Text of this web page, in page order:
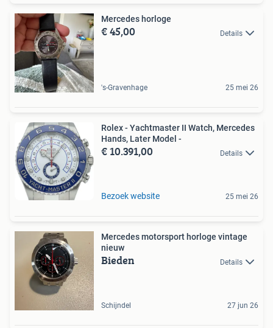
Mercedes horloge
€ 45,00 Details
's-Gravenhage 25 mei 26
Rolex - Yachtmaster II Watch, Mercedes
Hands, Later Model -
€ 10.391,00 Details
Bezoek website 25 mei 26
Mercedes motorsport horloge vintage
nieuw
Bieden Details
Schijndel 27 jun 26